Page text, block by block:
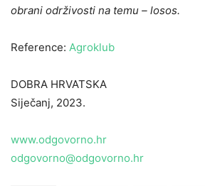
obrani održivosti na temu – losos.
Reference: Agroklub
DOBRA HRVATSKA
Siječanj, 2023.
www.odgovorno.hr
odgovorno@odgovorno.hr